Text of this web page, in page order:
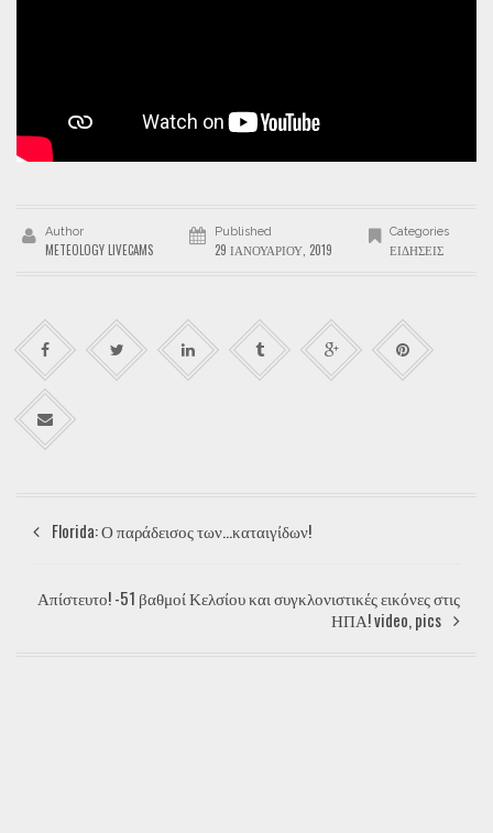
Author
METEOLOGY LIVECAMS
Published
29 ΙΑΝΟΥΑΡΊΟΥ, 2019
Categories
ΕΙΔΉΣΕΙΣ
Florida: Ο παράδεισος των...καταιγίδων!
Απίστευτο! -51 βαθμοί Κελσίου και συγκλονιστικές εικόνες στις
ΗΠΑ! video, pics